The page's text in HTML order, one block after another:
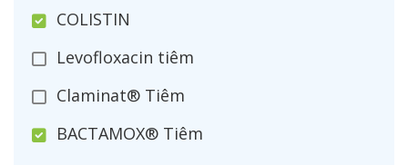
COLISTIN
Levofloxacin tiêm
Claminat® Tiêm
BACTAMOX® Tiêm